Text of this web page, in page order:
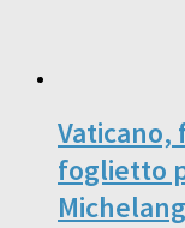
Vaticano,
foglietto